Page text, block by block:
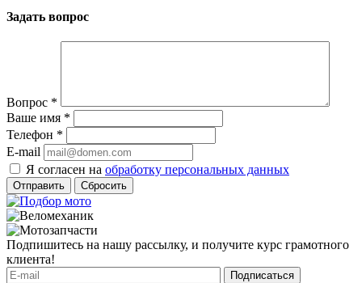
Задать вопрос
Вопрос *
Ваше имя *
Телефон *
E-mail
Я согласен на обработку персональных данных
Сбросить
Подпишитесь на нашу рассылку, и получите курс грамотного
клиента!